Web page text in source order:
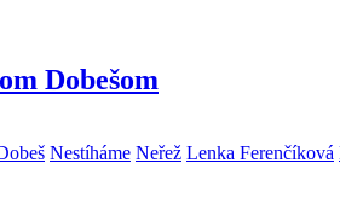
Dobešom
Nestíháme Neřež Lenka Ferenčíková